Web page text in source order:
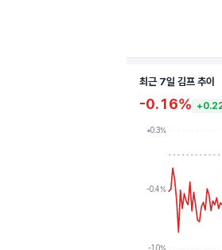
최근 7일 김프 추이
-0.16%
+0.3%
-0.4%
-1.0%